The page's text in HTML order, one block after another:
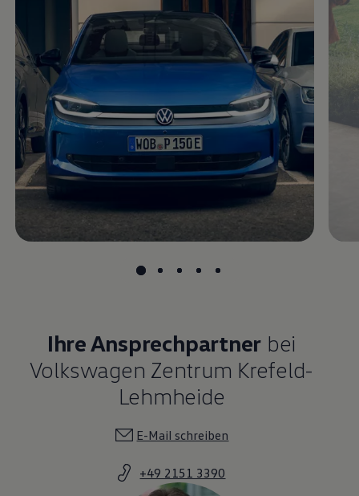
Updates für Software, Karten und Radio
Über Ihr Auto
Vorgängermodelle
Kundeninformationen
Volkswagen Kundenbetreuung
Warn- und Kontrollleuchten
Assistenzsysteme
Digitale Betriebsanleitung
Live Beratung
Magazin
Transport
Elektromobilität
Volkswagen R
Pannen- und Unfallhilfe
Ihre Ansprechpartner bei
Volkswagen Zentrum Krefeld-
Lehmheide
E-Mail schreiben
+49 2151 3390